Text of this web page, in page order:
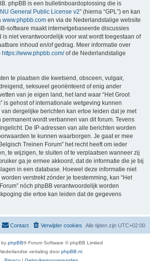
phpBB is een bulletinboardoplossing die is
General Public License v2” (hierna “GPL”) en kan
www.phpbb.com en via de Nederlandstalige website
software maakt internetgebaseerde discussies
is niet verantwoordelijk voor wat wordt toegestaan of
inhoud en/of gedrag. Meer informatie over
https://www.phpbb.com/of de Nederlandstalige
te plaatsen die kwetsend, obsceen, vulgair,
seksueel georiënteerd of enig ander
van je eigen land, het land waar “Het Groot
is gehost of internationale wetgeving kunnen
dergelijke berichten kan ertoe leiden dat je met
wordt verbannen van dit forum. Tevens
De IP-adressen van alle berichten worden
te kunnen waarborgen. Je gaat er mee
Treinen Forum” het recht heeft om ieder
te wijzigen, te sluiten of te verplaatsen wanneer zij
ga je ermee akkoord, dat de informatie die je bij
in een database. Hoewel deze informatie niet
verstrekt zónder je toestemming, kan “Het
nóch phpBB verantwoordelijk worden
die ertoe kan leiden dat de gegevens
Alle tijden zijn UTC+02:00
Verwijder cookies
Contact
by phpBB® Forum Software © phpBB Limited
vertaling doorphpBB.nl